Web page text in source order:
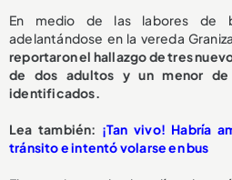
En medio de las labores de
adelantándose en la vereda
reportaron el hallazgo de tres
de dos adultos y un menor
identificados.
Lea también: ¡Tan vivo! Habría
tránsito e intentó volarse en bus